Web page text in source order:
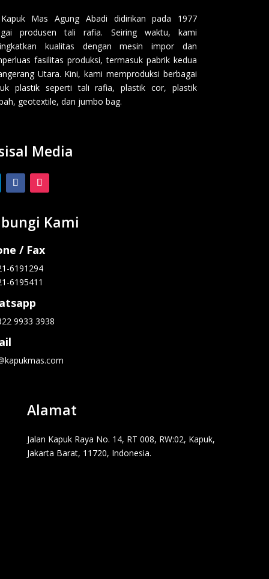
Mas Agung Abadi didirikan pada 1977
produsen tali rafia. Seiring waktu, kami
kualitas dengan mesin impor dan
fasilitas produksi, termasuk pabrik kedua
Utara. Kini, kami memproduksi berbagai
plastik seperti tali rafia, plastik cor, plastik
geotextile, dan jumbo bag.
Media
Kami
/ Fax
6191294
6195411
9933 3938
Alamat
Jalan Kapuk Raya No. 14, RT 008, RW:02, Kapuk,
Jakarta Barat, 11720, Indonesia.